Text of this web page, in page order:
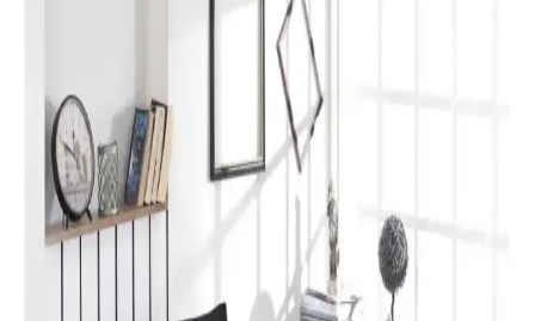
Yılbaşı Nevresimleri ile Ev Dekorasyonunuzu
Geliştirin ve Atmosferinizi Zenginleştirin
Yılbaşı nevresimleri, renk, motif ve malzeme seçimleriyle evinizde
özel bir atmosfer yaratır. Dekorasyon detaylarıyla yılbaşı ruhunu
yansıtın ve yeni yılı sevdiklerinizle kutlayın.
Karaca Home Lavin %100 Pamuk Çift Kişilik
Nevresim Takımı Modern ve Şık Tasarım
Karaca Home’un Lavin nevresim takımı, %100 pamuklu kumaşı,
Adaçayı rengi ve modern tasarımıyla yatak odalarına şıklık ve
rahatlık katıyor. Uzun ömürlü ve kolay bakım özellikleriyle ideal bir